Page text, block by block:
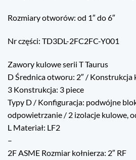
Rozmiary otworów: od 1″ do 6″
Nr części: TD3DL-2FC2FC-Y001
Zawory kulowe serii T Taurus
D Średnica otworu: 2″ /
3 Konstrukcja: 3 piece
Typy D / Konfiguracja: podwójne
odpowietrzanie / 2 izolacje kulowe,
L Materiał: LF2
–
2F ASME Rozmiar kołnierza: 2″ RF